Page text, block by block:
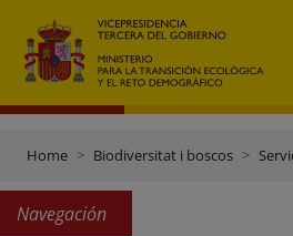
Home Biodiversitat i boscos
Navegación